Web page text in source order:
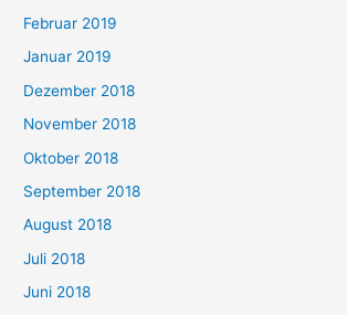
Februar 2019
Januar 2019
Dezember 2018
November 2018
Oktober 2018
September 2018
August 2018
Juli 2018
Juni 2018